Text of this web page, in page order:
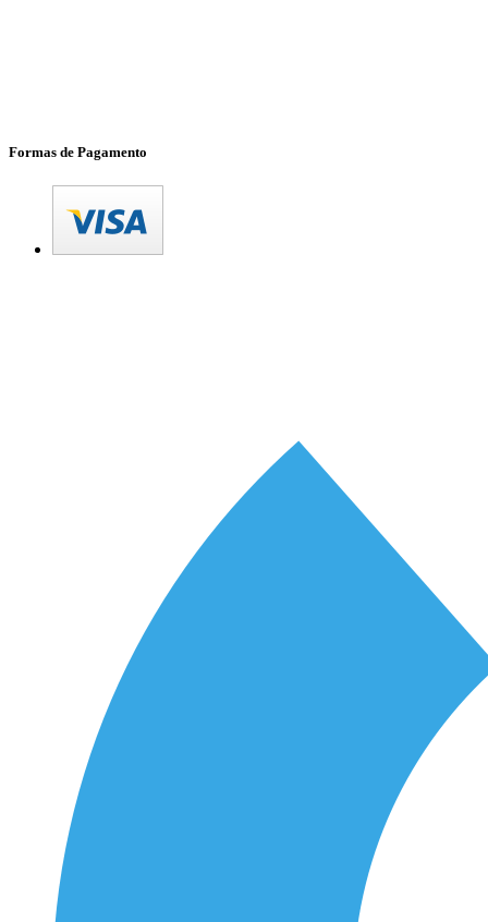
Formas de Pagamento